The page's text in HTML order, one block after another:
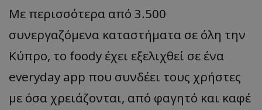
Με περισσότερα από 3.500
συνεργαζόμενα καταστήματα σε όλη την
Κύπρο, το foody έχει εξελιχθεί σε ένα
everyday app που συνδέει τους χρήστες
με όσα χρειάζονται, από φαγητό και καφέ